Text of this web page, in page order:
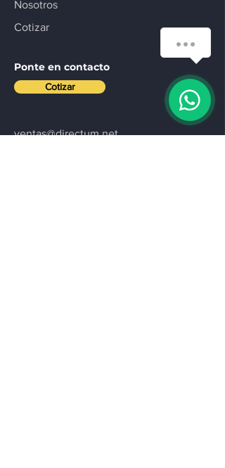
Nosotros
Cotizar
Ponte en contacto
Cotizar
ventas@directum.net